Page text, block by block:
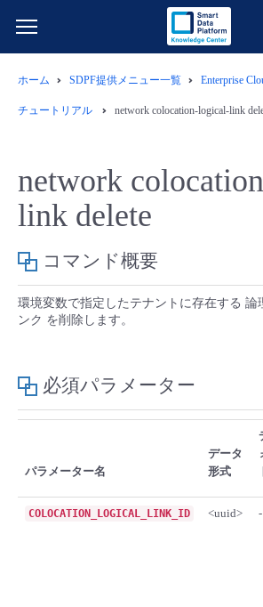
サービス一覧
クラウド/サーバー
サポート
すべてのメニューを見る
データ利活用
モニタリング/監査
管理機能
料金情報
ネットワーク
モニタリング/監査
■ セットアップガイド
- 初期設定・確認
ユースケース
- セキュリティ・監査
サービス稼働状況
メンテナンス予定
ホーム SDPF提供メニュー一覧 Enterprise
チュートリアル network colocation-logical-link
network
link delete
コマンド概要
環境変数で指定したテナントに存在する 論
ンク を削除します。
必須パラメーター
パラメーター名
データ
形式
COLOCATION_LOGICAL_LINK_ID <uuid> -